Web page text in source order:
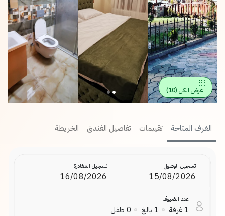
اعرض الكل (
10
)
الغرف المتاحة تقييمات تفاصيل الفندق الخريطة
تسجيل الوصول تسجيل المغادرة
عدد الضيوف
1غرفة 1 بالغ 0 طفل